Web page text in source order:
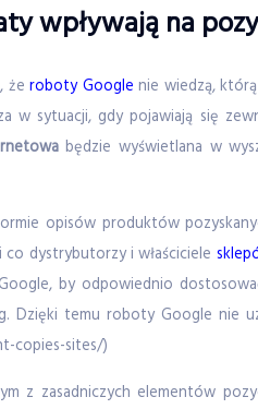
wpływają na
żeroboty Google nie wiedzą,
w sytuacji, gdy pojawiają się
będzie wyświetlana w
opisów produktów
dystrybutorzy i właściciele
by odpowiednio
Dzięki temu roboty Google nie
copies-sites/)
z zasadniczych elementów